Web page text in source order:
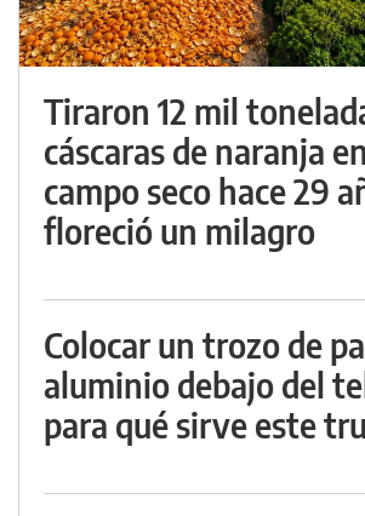
Tiraron 12 mil
cáscaras de naranja
campo seco hace 29
floreció un milagro
Colocar un trozo de
aluminio debajo del
para qué sirve este